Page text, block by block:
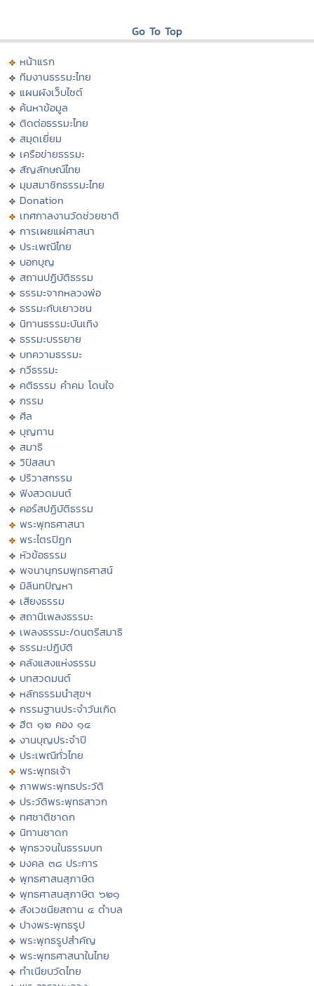
Go To Top
หน้าแรก
ทีมงานธรรมะไทย
แผนผังเว็บไซต์
ค้นหาข้อมูล
ติดต่อธรรมะไทย
สมุดเยี่ยม
เครือข่ายธรรมะ
สัญลักษณ์ไทย
มุมสมาชิกธรรมะไทย
Donation
เทศกาลงานวัดช่วยชาติ
การเผยแผ่ศาสนา
ประเพณีไทย
บอกบุญ
สถานปฏิบัติธรรม
ธรรมะจากหลวงพ่อ
ธรรมะกับเยาวชน
นิทานธรรมะบันเทิง
ธรรมะบรรยาย
บทความธรรมะ
กวีธรรมะ
คติธรรม คำคม โดนใจ
กรรม
ศีล
บุญทาน
สมาธิ
วิปัสสนา
ปริวาสกรรม
ฟังสวดมนต์
คอร์สปฏิบัติธรรม
พระพุทธศาสนา
พระไตรปิฏก
หัวข้อธรรม
พจนานุกรมพุทธศาสน์
มิลินทปัญหา
เสียงธรรม
สถานีเพลงธรรมะ
เพลงธรรมะ/ดนตรีสมาธิ
ธรรมะปฏิบัติ
คลังแสงแห่งธรรม
บทสวดมนต์
หลักธรรมนำสุขฯ
กรรมฐานประจำวันเกิด
ฮีต ๑๒ คอง ๑๔
งานบุญประจำปี
ประเพณีทั่วไทย
พระพุทธเจ้า
ภาพพระพุทธประวัติ
ประวัติพระพุทธสาวก
ทศชาติชาดก
นิทานชาดก
พุทธวจนในธรรมบท
มงคล ๓๘ ประการ
พุทธศาสนสุภาษิต
พุทธศาสนสุภาษิต ๖๒๑
สังเวชนียสถาน ๔ ตำบล
ปางพระพุทธรูป
พระพุทธรูปสำคัญ
พระพุทธศาสนาในไทย
ทำเนียบวัดไทย